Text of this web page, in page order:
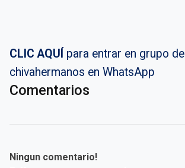
CLIC AQUÍ para entrar en grupo de
chivahermanos en WhatsApp
Comentarios
Ningun comentario!